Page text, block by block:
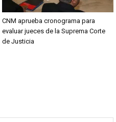
CNM aprueba cronograma para
evaluar jueces de la Suprema Corte
de Justicia